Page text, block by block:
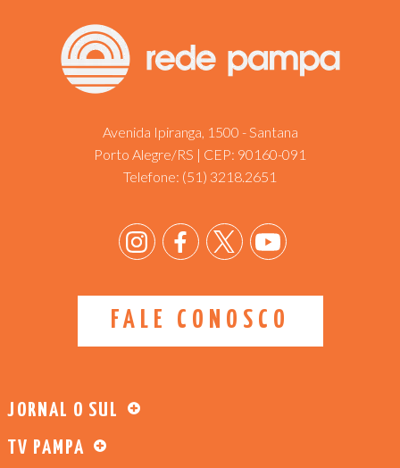
Avenida Ipiranga, 1500 - Santana
Porto Alegre/RS | CEP: 90160-091
Telefone: (51) 3218.2651
FALE CONOSCO
JORNAL O SUL
TV PAMPA